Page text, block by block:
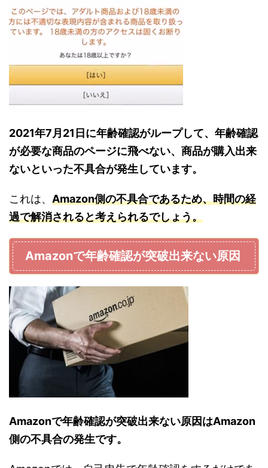
2021年7月21日に年齢確認がループして、年齢確認
が必要な商品のページに飛べない、商品が購入出来
ないといった不具合が発生しています。
これは、 Amazon側の不具合であるため、時間の経
過で解消されると考えられるでしょう。
Amazonで年齢確認が突破出来ない原因
Amazonで年齢確認が突破出来ない原因はAmazon
側の不具合の発生です。